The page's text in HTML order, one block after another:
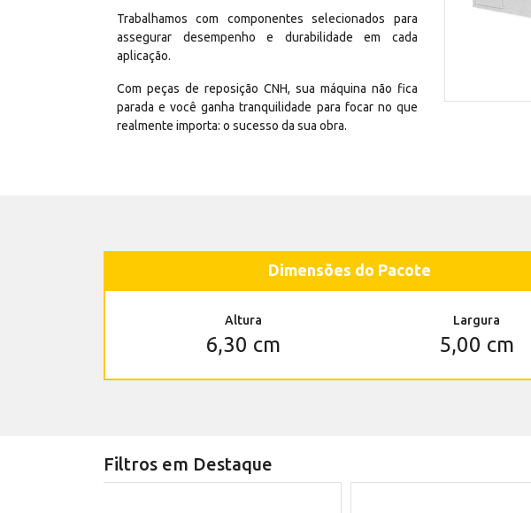
Trabalhamos com componentes selecionados para
assegurar desempenho e durabilidade em cada
aplicação.
Com peças de reposição CNH, sua máquina não fica
parada e você ganha tranquilidade para focar no que
realmente importa: o sucesso da sua obra.
Dimensões do Pacote
Altura
6,30 cm
Largura
5,00 cm
Filtros em Destaque